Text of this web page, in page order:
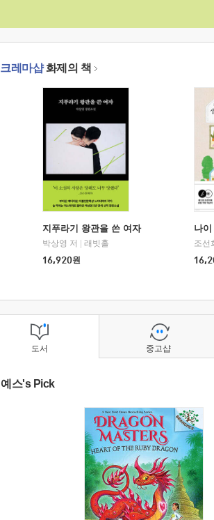
크레마샵화제의 책
지푸라기 왕관을 쓴 여자
박상영 저
래빗홀
16,920원
나
조선
도서
예스's Pick
중고샵